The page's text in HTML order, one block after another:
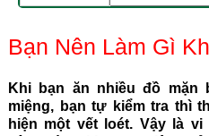
Bạn Nên Làm Gì
Khi bạn ăn nhiều đồ mặn
miệng, bạn tự kiểm tra thì
hiện một vết loét. Vậy là